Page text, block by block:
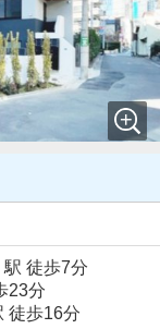
駅 徒歩7分
23分
徒歩16分